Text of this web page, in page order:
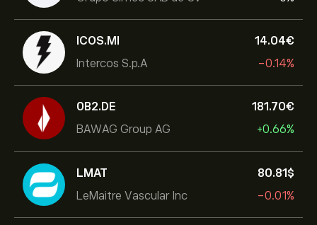
ICOS.MI
Intercos S.p.A
14.04‎€‎
-0.14%
0B2.DE
BAWAG Group AG
181.70‎€‎
+0.66%
LMAT
LeMaitre Vascular Inc
80.81‎$‎
-0.01%